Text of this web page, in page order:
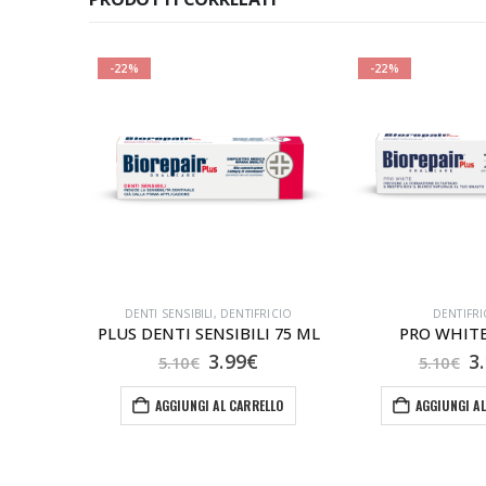
-22%
DENTI SENSIBILI , DENTIFRICIO
PLUS DENTI SENSIBILI 75 ML
5.10€ Il
prezzo
originale
era:
3.99€Il
prezzo
attuale
è:
AGGIUNGI AL CARRELLO
-22%
PRO
5.10€ Il
AGGIUNGI